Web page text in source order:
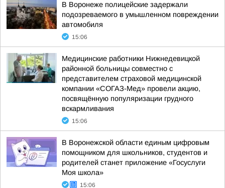
В Воронеже полицейские задержали
подозреваемого в умышленном повреждении
автомобиля
15:06
Медицинские работники Нижнедевицкой
районной больницы совместно с
представителем страховой медицинской
компании «СОГАЗ-Мед» провели акцию,
посвящённую популяризации грудного
вскармливания
15:06
В Воронежской области единым цифровым
помощником для школьников, студентов и
родителей станет приложение «Госуслуги
Моя школа»
15:06